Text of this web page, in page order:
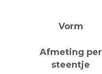
Vorm
Afmeting per
steentje